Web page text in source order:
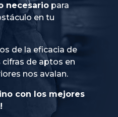
necesario para
en tu
de la eficacia de
de aptos en
nos avalan.
con los mejores